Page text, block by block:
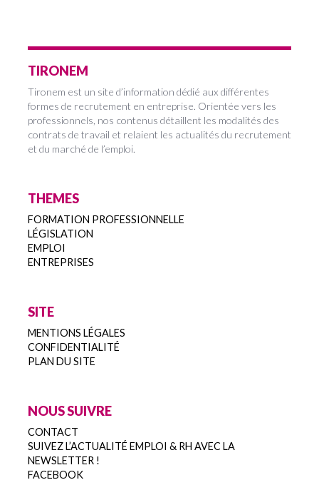
TIRONEM
Tironem est un site d’information dédié aux différentes
formes de recrutement en entreprise. Orientée vers les
professionnels, nos contenus détaillent les modalités des
contrats de travail et relaient les actualités du recrutement
et du marché de l’emploi.
THEMES
FORMATION PROFESSIONNELLE
LÉGISLATION
EMPLOI
ENTREPRISES
SITE
MENTIONS LÉGALES
CONFIDENTIALITÉ
PLAN DU SITE
NOUS SUIVRE
CONTACT
SUIVEZ L’ACTUALITÉ EMPLOI & RH AVEC LA
NEWSLETTER !
FACEBOOK